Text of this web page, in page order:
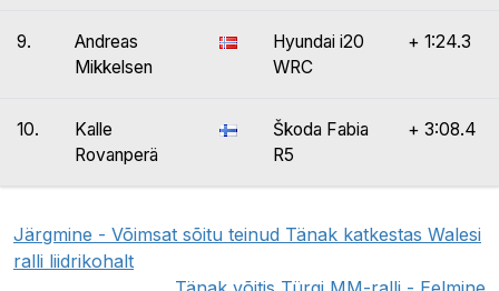
9.
Andreas
Mikkelsen
Hyundai i20
WRC
+ 1:24.3
10.
Kalle
Rovanperä
Škoda Fabia
R5
+ 3:08.4
Järgmine - Võimsat sõitu teinud Tänak katkestas Walesi
ralli liidrikohalt